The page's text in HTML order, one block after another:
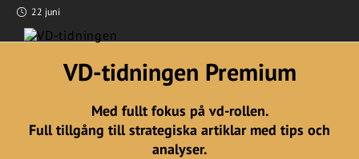
22 juni
VD-tidningen Premium
Med fullt fokus på vd-rollen.
Full tillgång till strategiska artiklar med tips och
analyser.